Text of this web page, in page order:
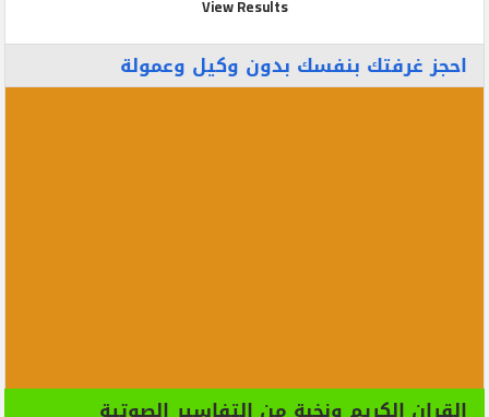
View Results
احجز غرفتك بنفسك بدون وكيل وعمولة